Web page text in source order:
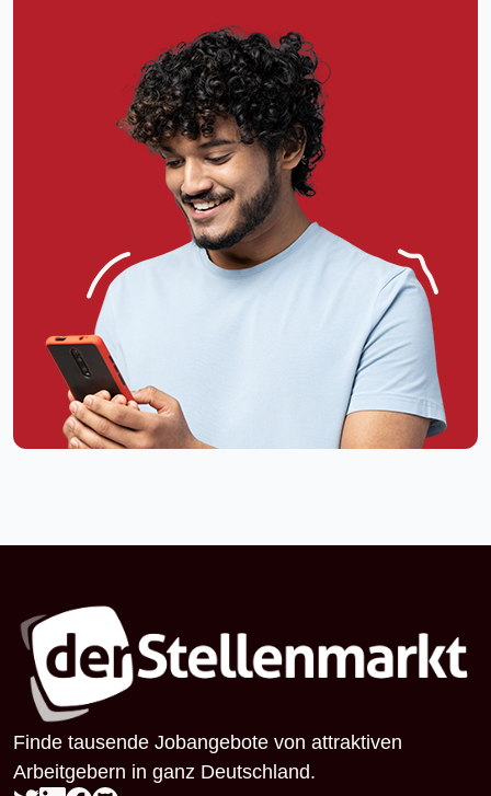
Finde tausende Jobangebote von attraktiven
Arbeitgebern in ganz Deutschland.